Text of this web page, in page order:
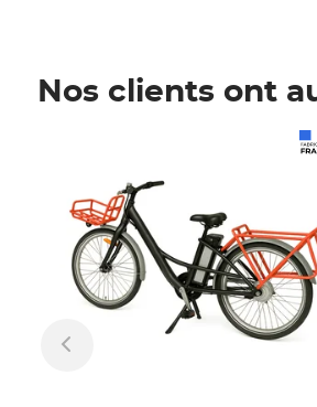
Nos clients ont